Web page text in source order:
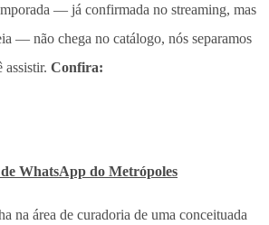
— já confirmada no streaming, mas
— não chega no catálogo, nós separamos
assistir. Confira:
WhatsApp do Metrópoles
na área de curadoria de uma conceituada